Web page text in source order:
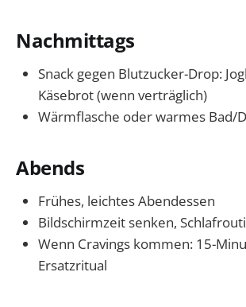
Nachmittags
Snack gegen Blutzucker-Drop:
Käsebrot (wenn verträglich)
Wärmflasche oder warmes Bad/
Abends
Frühes, leichtes Abendessen
Bildschirmzeit senken,
Wenn Cravings kommen: 15-
Ersatzritual